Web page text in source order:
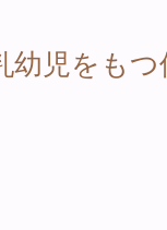
幼児をもつ